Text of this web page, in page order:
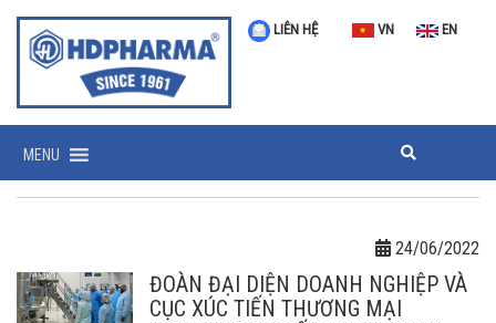
LIÊN HỆ VN EN
MENU
24/06/2022
ĐOÀN ĐẠI DIỆN DOANH NGHIỆP VÀ
CỤC XÚC TIẾN THƯƠNG MẠI